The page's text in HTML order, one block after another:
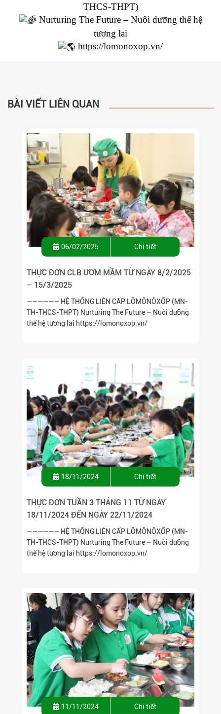
THCS-THPT)
Nurturing The Future – Nuôi dưỡng thế hệ
tương lai
https://lomonoxop.vn/
BÀI VIẾT LIÊN QUAN
06/02/2025 Chi tiết
THỰC ĐƠN CLB ƯƠM MẦM TỪ NGÀY 8/2/2025
– 15/3/2025
—————— HỆ THỐNG LIÊN CẤP LÔMÔNÔXỐP (MN-
TH-THCS-THPT) Nurturing The Future – Nuôi dưỡng
thế hệ tương lai https://lomonoxop.vn/
18/11/2024 Chi tiết
THỰC ĐƠN TUẦN 3 THÁNG 11 TỪ NGÀY
18/11/2024 ĐẾN NGÀY 22/11/2024
—————— HỆ THỐNG LIÊN CẤP LÔMÔNÔXỐP (MN-
TH-THCS-THPT) Nurturing The Future – Nuôi dưỡng
thế hệ tương lai https://lomonoxop.vn/
11/11/2024 Chi tiết